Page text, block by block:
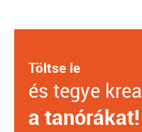
Töltse le
és tegye
a tanórákat!